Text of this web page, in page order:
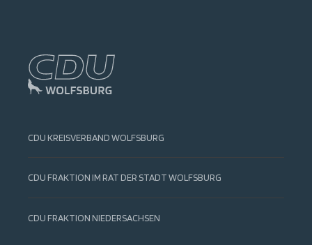
CDU KREISVERBAND WOLFSBURG
CDU FRAKTION IM RAT DER STADT WOLFSBURG
CDU FRAKTION NIEDERSACHSEN